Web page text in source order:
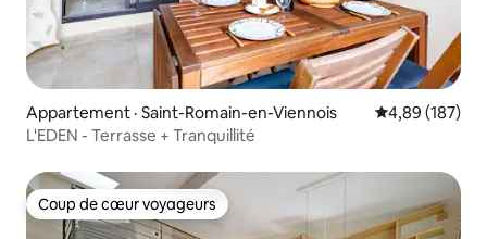
Appartement · Saint-Romain-en-Viennois Note
4,89 (187)
L'EDEN - Terrasse + Tranquillité
Coup de cœur voyageurs
Coup de cœur voyageurs